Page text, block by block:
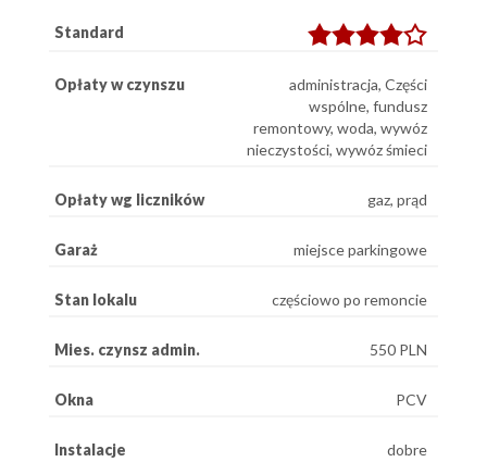
Standard
Opłaty w czynszu
administracja, Części
wspólne, fundusz
remontowy, woda, wywóz
nieczystości, wywóz śmieci
Opłaty wg liczników gaz, prąd
Garaż miejsce parkingowe
Stan lokalu częściowo po remoncie
Mies. czynsz admin. 550 PLN
Okna PCV
Instalacje dobre